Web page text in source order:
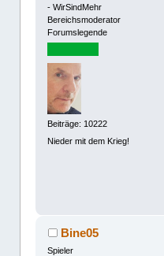
- WirSindMehr
Bereichsmoderator
Forumslegende
Beiträge: 10222
Nieder mit dem Krieg!
Bine05
Spieler